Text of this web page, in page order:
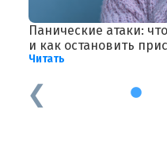
Панические атаки:
и как остановить
Читать
1